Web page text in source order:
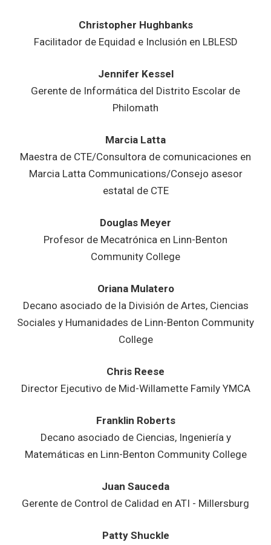
Christopher Hughbanks
Facilitador de Equidad e Inclusión en LBLESD
Jennifer Kessel
Gerente de Informática del Distrito Escolar de
Philomath
Marcia Latta
Maestra de CTE/Consultora de comunicaciones en
Marcia Latta Communications/Consejo asesor
estatal de CTE
Douglas Meyer
Profesor de Mecatrónica en Linn-Benton
Community College
Oriana Mulatero
Decano asociado de la División de Artes, Ciencias
Sociales y Humanidades de Linn-Benton Community
College
Chris Reese
Director Ejecutivo de Mid-Willamette Family YMCA
Franklin Roberts
Decano asociado de Ciencias, Ingeniería y
Matemáticas en Linn-Benton Community College
Juan Sauceda
Gerente de Control de Calidad en ATI - Millersburg
Patty Shuckle